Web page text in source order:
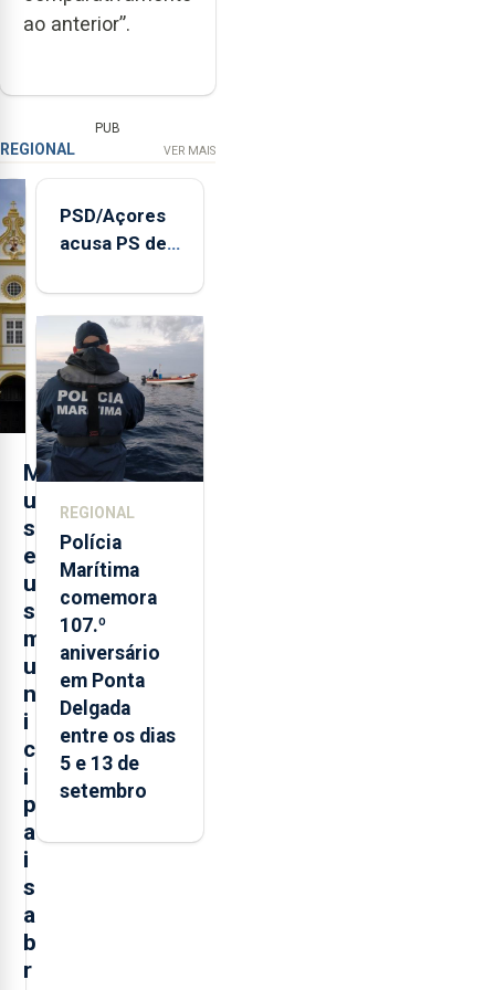
ao anterior”.
PUB
REGIONAL VER MAIS
M
u
s
e
u
s
m
u
n
i
c
i
p
a
i
s
a
b
r
PSD/Açores
acusa PS de
contraditória"
sobre
evolução
turística
REGIONAL
Polícia
Marítima
comemora
107.º
aniversário
em Ponta
Delgada
entre os dias
5 e 13 de
setembro